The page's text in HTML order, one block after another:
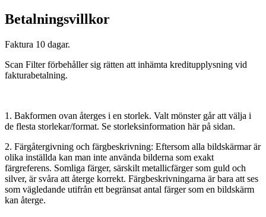
Betalningsvillkor
Faktura 10 dagar.
Scan Filter förbehåller sig rätten att inhämta kreditupplysning vid
fakturabetalning.
1. Bakformen ovan återges i en storlek. Valt mönster går att välja i
de flesta storlekar/format. Se storleksinformation här på sidan.
2. Färgåtergivning och färgbeskrivning: Eftersom alla bildskärmar är
olika inställda kan man inte använda bilderna som exakt
färgreferens. Somliga färger, särskilt metallicfärger som guld och
silver, är svåra att återge korrekt. Färgbeskrivningarna är bara att ses
som vägledande utifrån ett begränsat antal färger som en bildskärm
kan återge.